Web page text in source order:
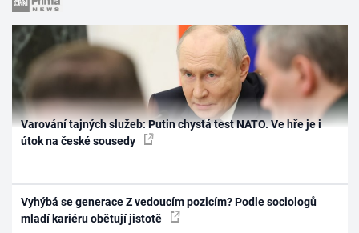
Varování tajných služeb: Putin chystá test NATO. Ve hře je i
útok na české sousedy
Vyhýbá se generace Z vedoucím pozicím? Podle sociologů
mladí kariéru obětují jistotě